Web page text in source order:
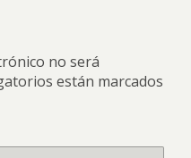
no será
están marcados